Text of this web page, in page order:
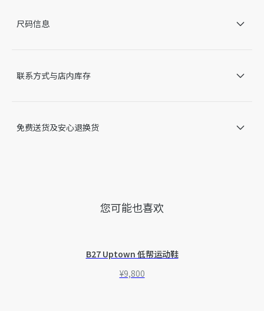
便鞋款式设计
意大利制造
关问题，请致电迪奥客服中心。
尺码信息
联系方式与店内库存
免费送货及安心退换货
您可能也喜欢
B27 Uptown 低帮运动鞋
¥9,800